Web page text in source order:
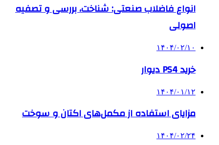
انواع فاضلاب صنعتی: شناخت، بررسی و تصفیه
اصولی
۱۴۰۴/۰۲/۱۰
خرید PS4 دیوار
۱۴۰۴/۰۱/۱۲
مزایای استفاده از مکمل‌های اکتان و سوخت
۱۴۰۴/۰۲/۲۴